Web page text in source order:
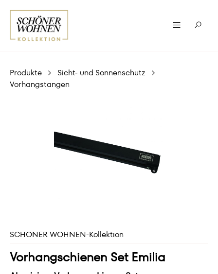
Produkte
Sicht- und Sonnenschutz
Vorhangstangen
SCHÖNER WOHNEN-Kollektion
Vorhangschienen Set Emilia